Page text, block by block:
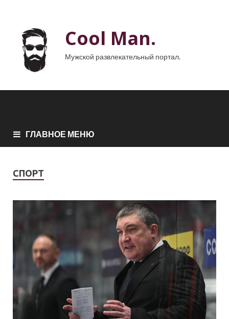
Cool Man.
Мужской развлекательный портал.
ГЛАВНОЕ МЕНЮ
СПОРТ